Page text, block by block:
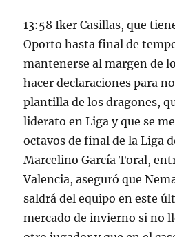
13:58 Iker Casillas, que
Oporto hasta final de
mantenerse al margen de
hacer declaraciones para
plantilla de los dragones,
liderato en Liga y que se
octavos de final de la Liga
Marcelino García Toral,
Valencia, aseguró que
saldrá del equipo en este
mercado de invierno si no